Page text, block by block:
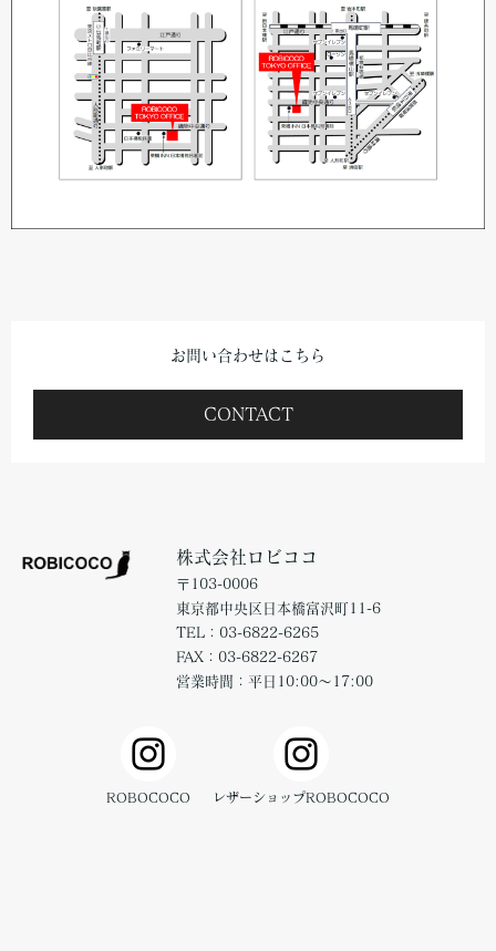
お問い合わせはこちら
CONTACT
株式会社ロビココ
〒103-0006
東京都中央区日本橋富沢町11-6
TEL：03-6822-6265
FAX：03-6822-6267
営業時間：平日10:00～17:00
ROBOCOCO レザーショップROBOCOCO